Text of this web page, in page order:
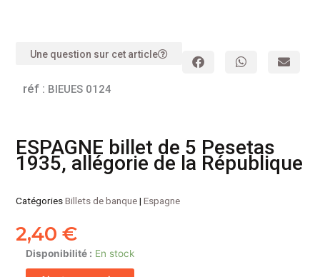
Une question sur cet article
réf : BIEUES 0124
ESPAGNE billet de 5 Pesetas
1935, allégorie de la République
CatégoriesBillets de banque|Espagne
2,40€
Disponibilité : En stock
quantité
de